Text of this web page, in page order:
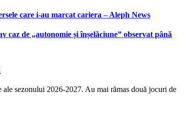
care i-au marcat cariera – Aleph News
de „autonomie și înșelăciune” observat până
sezonului 2026-2027. Au mai rămas două jocuri de